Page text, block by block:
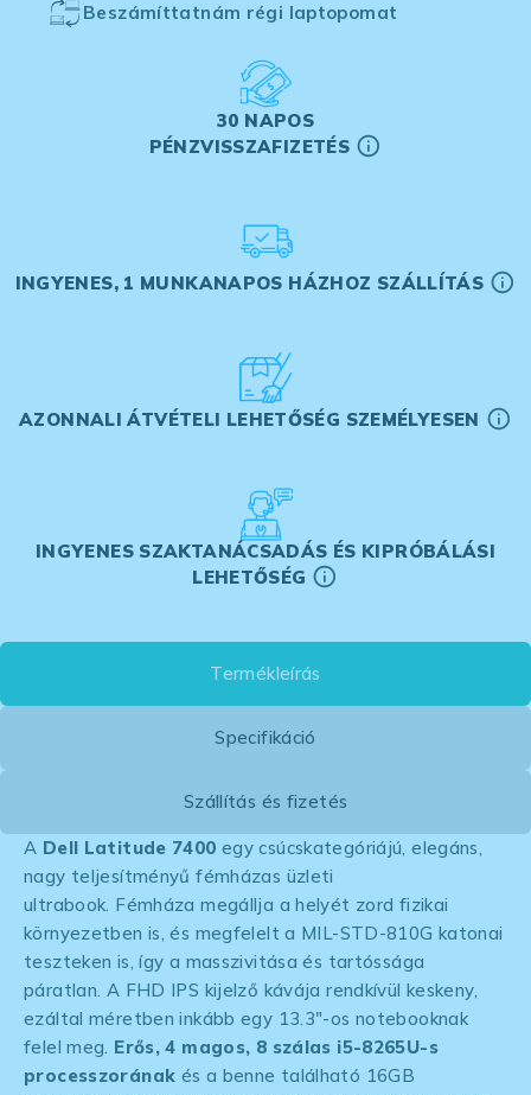
Beszámíttatnám régi laptopomat
30 NAPOS
PÉNZVISSZAFIZETÉS
INGYENES, 1 MUNKANAPOS HÁZHOZ SZÁLLÍTÁS
AZONNALI ÁTVÉTELI LEHETŐSÉG SZEMÉLYESEN
INGYENES SZAKTANÁCSADÁS ÉS KIPRÓBÁLÁSI
LEHETŐSÉG
Termékleírás
Specifikáció
Szállítás és fizetés
A Dell Latitude 7400 egy csúcskategóriájú, elegáns,
nagy teljesítményű fémházas üzleti
ultrabook. Fémháza megállja a helyét zord fizikai
környezetben is, és megfelelt a MIL-STD-810G katonai
teszteken is, így a masszivitása és tartóssága
páratlan. A FHD IPS kijelző kávája rendkívül keskeny,
ezáltal méretben inkább egy 13.3″-os notebooknak
felel meg. Erős, 4 magos, 8 szálas i5-8265U-s
processzorának és a benne található 16GB